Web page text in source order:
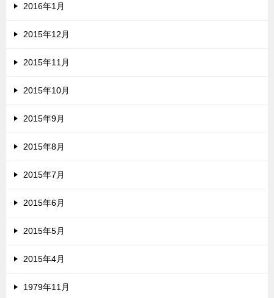
2016年1月
2015年12月
2015年11月
2015年10月
2015年9月
2015年8月
2015年7月
2015年6月
2015年5月
2015年4月
1979年11月